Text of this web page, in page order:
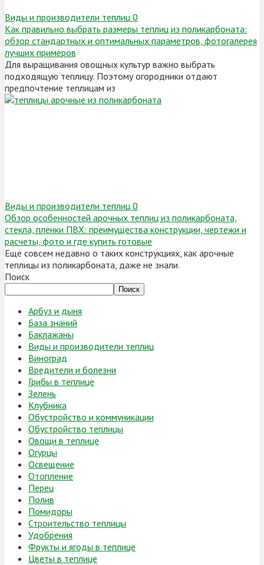
Виды и производители теплиц 0
Как правильно выбрать размеры теплиц из поликарбоната:
обзор стандартных и оптимальных параметров, фотогалерея
лучших примеров
Для выращивания овощных культур важно выбрать
подходящую теплицу. Поэтому огородники отдают
предпочтение теплицам из
Виды и производители теплиц 0
Обзор особенностей арочных теплиц из поликарбоната,
стекла, пленки ПВХ: преимущества конструкции, чертежи и
расчеты, фото и где купить готовые
Еще совсем недавно о таких конструкциях, как арочные
теплицы из поликарбоната, даже не знали.
Поиск
Поиск
Арбуз и дыня
База знаний
Баклажаны
Виды и производители теплиц
Виноград
Вредители и болезни
Грибы в теплице
Зелень
Клубника
Обустройство и коммуникации
Обустройство теплицы
Овощи в теплице
Огурцы
Освещение
Отопление
Перец
Полив
Помидоры
Строительство теплицы
Удобрения
Фрукты и ягоды в теплице
Цветы в теплице